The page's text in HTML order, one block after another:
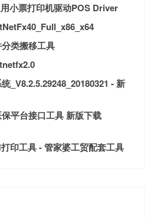
小票打印机驱动POS Driver
类搬移工具
_V8.2.5.29248_20180321 - 新
平台接口工具 新版下载
印工具 - 管家婆工贸配套工具